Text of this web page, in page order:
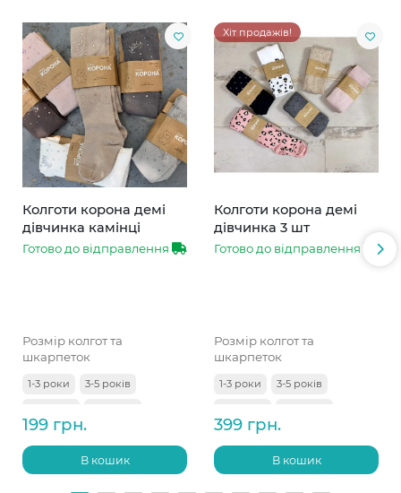
Колготи корона демі
дівчинка камінці
Готово до відправлення
Розмір колгот та
шкарпеток
1-3 роки
3-5 років
199 грн.
В кошик
Хіт продажів!
Колготи корона демі
дівчинка 3 шт
Готово до відправлення
Розмір колгот та
шкарпеток
1-3 роки
3-5 років
9-11 років
399 грн.
В кошик